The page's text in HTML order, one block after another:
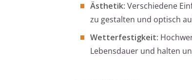
Ästhetik: Verschiedene
zu gestalten und optisch
Wetterfestigkeit:
Lebensdauer und halten